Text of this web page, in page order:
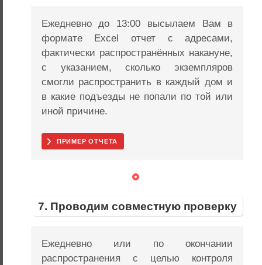
Ежедневно до 13:00 высылаем Вам в
формате Excel отчет с адресами,
фактически распространённых накануне,
с указанием, сколько экземпляров
смогли распространить в каждый дом и
в какие подъезды не попали по той или
иной причине.
ПРИМЕР ОТЧЕТА
7. Проводим совместную проверку
Ежедневно или по окончании
распространения с целью контроля